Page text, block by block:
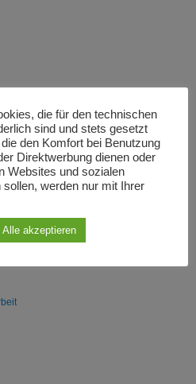
die für den technischen
sind und stets gesetzt
den Komfort bei Benutzung
Direktwerbung dienen oder
Websites und sozialen
werden nur mit Ihrer
Alle akzeptieren